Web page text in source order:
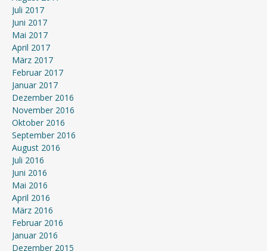
Juli 2017
Juni 2017
Mai 2017
April 2017
März 2017
Februar 2017
Januar 2017
Dezember 2016
November 2016
Oktober 2016
September 2016
August 2016
Juli 2016
Juni 2016
Mai 2016
April 2016
März 2016
Februar 2016
Januar 2016
Dezember 2015